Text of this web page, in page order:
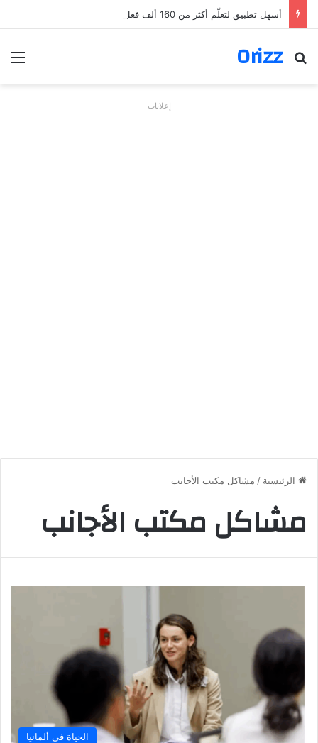
أسهل تطبيق لتعلّم أكثر من 160 ألف فعل بالألمانية
Orizz
بحث عن
إعلانات
الرئيسية / مشاكل مكتب الأجانب
مشاكل مكتب الأجانب
الحياة في ألمانيا